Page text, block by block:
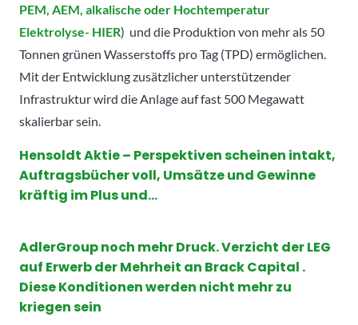
PEM, AEM, alkalische oder Hochtemperatur
Elektrolyse- HIER) und die Produktion von mehr als 50
Tonnen grünen Wasserstoffs pro Tag (TPD) ermöglichen.
Mit der Entwicklung zusätzlicher unterstützender
Infrastruktur wird die Anlage auf fast 500 Megawatt
skalierbar sein.
Hensoldt Aktie – Perspektiven scheinen intakt,
Auftragsbücher voll, Umsätze und Gewinne
kräftig im Plus und…
AdlerGroup noch mehr Druck. Verzicht der LEG
auf Erwerb der Mehrheit an Brack Capital .
Diese Konditionen werden nicht mehr zu
kriegen sein